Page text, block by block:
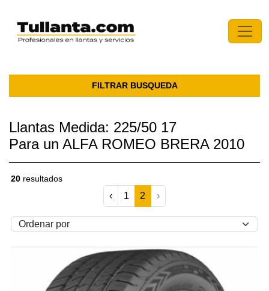
FILTRAR BUSQUEDA
Llantas Medida: 225/50 17
Para un ALFA ROMEO BRERA 2010
20 resultados
‹ 1 2 ›